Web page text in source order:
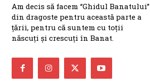
Am decis să facem “Ghidul Banatului”
din dragoste pentru această parte a
țării, pentru că suntem cu toții
născuți și crescuți în Banat.